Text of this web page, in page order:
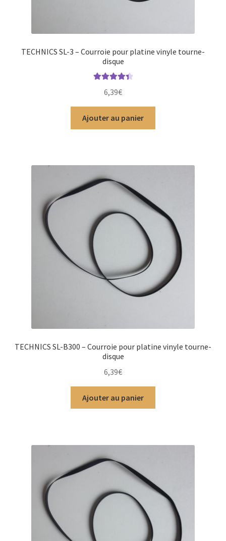
TECHNICS SL-3 – Courroie pour platine vinyle tourne-
disque
sur 5
6,39€
Ajouter au panier
TECHNICS SL-B300 – Courroie pour platine vinyle tourne-
disque
6,39€
Ajouter au panier